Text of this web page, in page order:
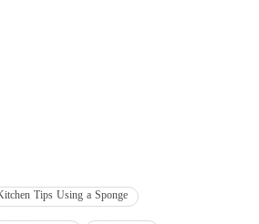
Tips Using a Sponge